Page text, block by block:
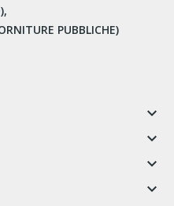
PUBBLICHE)
keyboard_arrow_down
keyboard_arrow_down
keyboard_arrow_down
keyboard_arrow_down